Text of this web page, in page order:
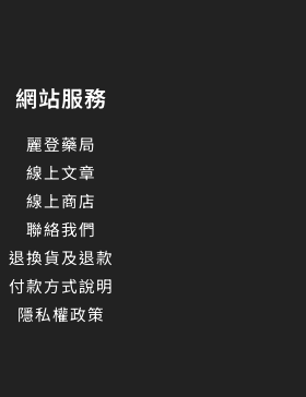
網站服務
麗登藥局
線上文章
線上商店
聯絡我們
退換貨及退款
付款方式說明
隱私權政策